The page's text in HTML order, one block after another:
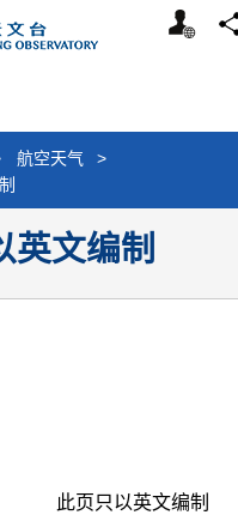
个
分
航空天气
>
英文编制
此页只以英文编制